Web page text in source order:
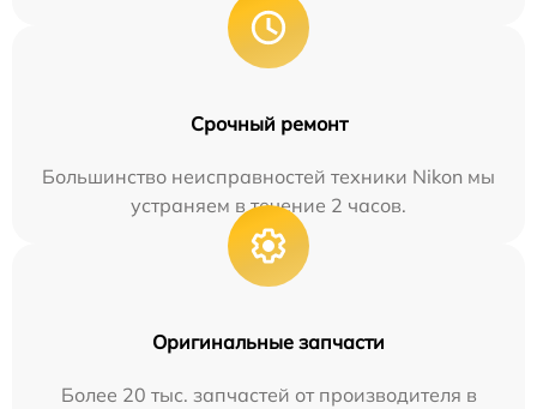
Срочный ремонт
Большинство неисправностей техники Nikon мы
устраняем в течение 2 часов.
Оригинальные запчасти
Более 20 тыс. запчастей от производителя в